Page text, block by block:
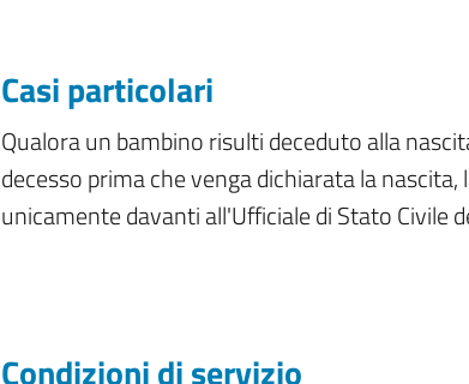
Casi particolari
Qualora un bambino risulti deceduto alla
decesso prima che venga dichiarata la
unicamente davanti all'Ufficiale di Stato Civile
Condizioni di servizio